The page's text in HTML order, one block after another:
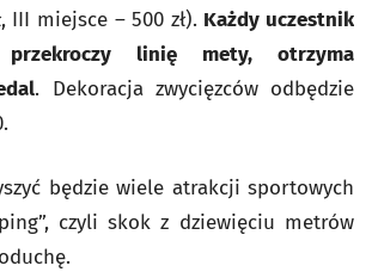
III miejsce –500 zł). Każdy uczestnik
linię mety, otrzyma
. Dekoracja zwycięzców odbędzie
będzie wiele atrakcji sportowych
czyli skok z dziewięciu metrów